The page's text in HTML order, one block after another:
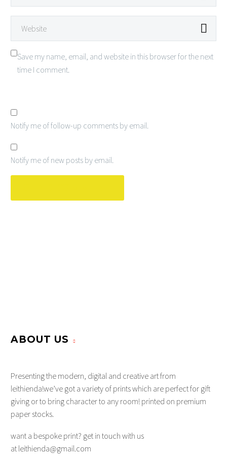
Save my name, email, and website in this browser for the next
time I comment.
Notify me of follow-up comments by email.
Notify me of new posts by email.
ABOUT US
Presenting the modern, digital and creative art from
leithienda!we’ve got a variety of prints which are perfect for gift
giving or to bring character to any room! printed on premium
paper stocks.
want a bespoke print? get in touch with us
at leithienda@gmail.com